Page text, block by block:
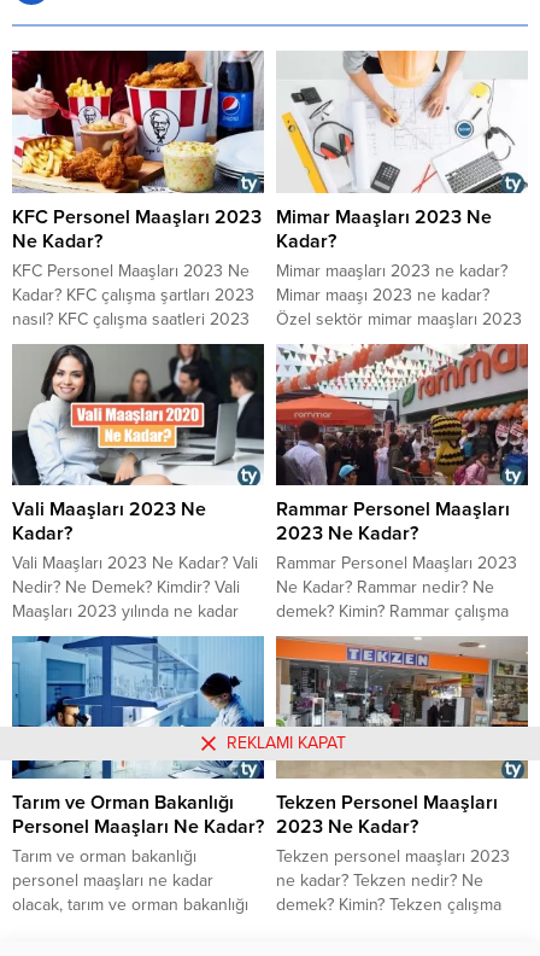
KFC Personel Maaşları 2023
Ne Kadar?
KFC Personel Maaşları 2023 Ne
Kadar? KFC çalışma şartları 2023
nasıl? KFC çalışma saatleri 2023
nasıl? KFC personel alımı 2023
ne zaman? KFC iş başvurusu
2023 nasıl yapılır?
Mimar Maaşları 2023 Ne
Kadar?
Mimar maaşları 2023 ne kadar?
Mimar maaşı 2023 ne kadar?
Özel sektör mimar maaşları 2023
ne kadar? Devlette mimar
maaşları 2023 ne kadar? Mimar
görevleri 2023 nelerdir? Mimar
ne iş yapar?
Vali Maaşları 2023 Ne
Kadar?
Vali Maaşları 2023 Ne Kadar? Vali
Nedir? Ne Demek? Kimdir? Vali
Maaşları 2023 yılında ne kadar
oldu? 2023 Vali Nasıl Olunur?
Zamlı vali maaşları 2023 yılında
ne kadar arttı? Vali yardımcısı
maaşı 2023 ne kadar?
Rammar Personel Maaşları
2023 Ne Kadar?
Rammar Personel Maaşları 2023
Ne Kadar? Rammar nedir? Ne
demek? Kimin? Rammar çalışma
şartları 2023 saatleri nasıl?
Rammar kasiyer, mağaza müdürü,
reyon görevlisi, şarküteri ve
manav sorumlusu maaşları 2023
ne kadar? Rammar iş başvurusu,
iş ilanı ve personel alımı nasıl
yapılır?
Tarım ve Orman Bakanlığı
Personel Maaşları Ne Kadar?
​​​​​​​Tarım ve orman bakanlığı
personel maaşları ne kadar
olacak, tarım ve orman bakanlığı
Tekzen Personel Maaşları
2023 Ne Kadar?
Tekzen personel maaşları 2023
ne kadar? Tekzen nedir? Ne
demek? Kimin? Tekzen çalışma
REKLAMI KAPAT